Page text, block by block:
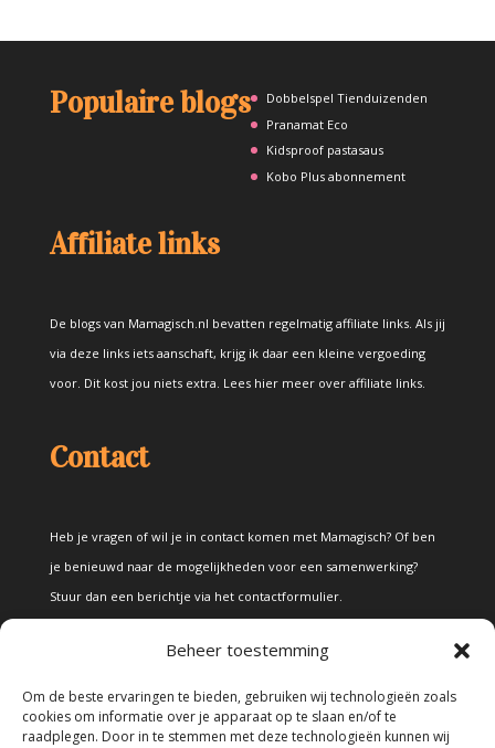
Beheer toestemming
Om de beste ervaringen te bieden, gebruiken wij technologieën zoals
cookies om informatie over je apparaat op te slaan en/of te
raadplegen. Door in te stemmen met deze technologieën kunnen wij
Populaire blogs
Dobbelspel Tienduizenden
Pranamat Eco
Kidsproof pastasaus
Kobo Plus abonnement
Affiliate links
De blogs van Mamagisch.nl bevatten regelmatig affiliate links. Als jij
via deze links iets aanschaft, krijg ik daar een kleine vergoeding
voor. Dit kost jou niets extra. Lees hier meer over affiliate links.
Contact
Heb je vragen of wil je in contact komen met Mamagisch? Of ben
je benieuwd naar de mogelijkheden voor een samenwerking?
Stuur dan een berichtje via het contactformulier.